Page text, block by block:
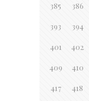
385 386
393 394
401 402
409 410
417 418